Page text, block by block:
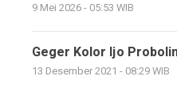
9 Mei 2026 - 05:53 WIB
Geger Kolor Ijo
13 Desember 2021 - 08:29 WIB